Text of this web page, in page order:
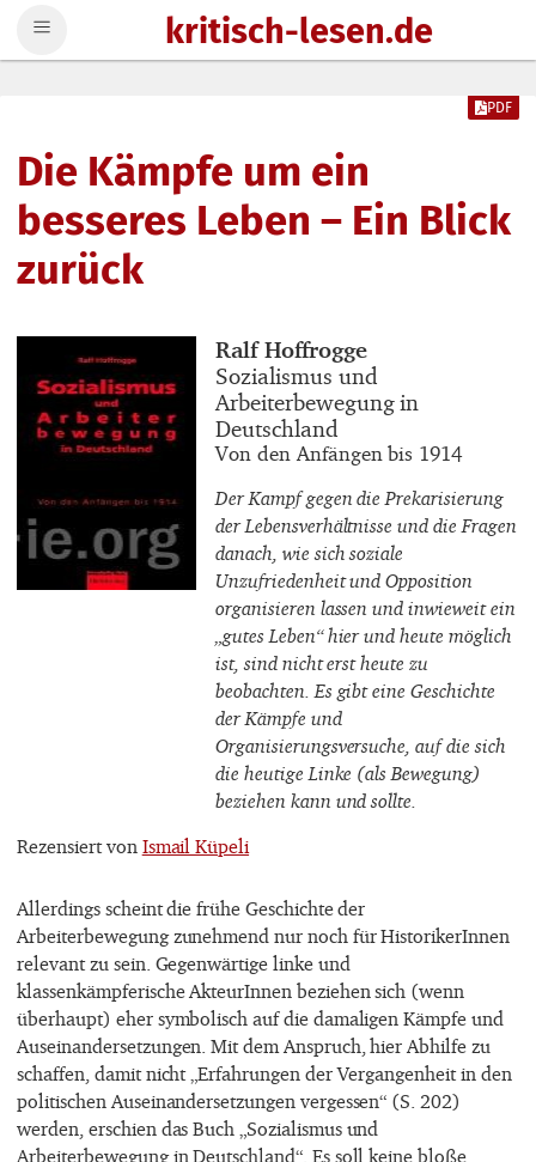
kritisch-lesen.de
Die Kämpfe um ein
besseres Leben – Ein Blick
zurück
PDF
Buchautor_innen
Ralf Hoffrogge
Buchtitel
Sozialismus und
Arbeiterbewegung in
Deutschland
Buchuntertitel
Von den Anfängen bis 1914
Der Kampf gegen die Prekarisierung
der Lebensverhältnisse und die Fragen
danach, wie sich soziale
Unzufriedenheit und Opposition
organisieren lassen und inwieweit ein
„gutes Leben“ hier und heute möglich
ist, sind nicht erst heute zu
beobachten. Es gibt eine Geschichte
der Kämpfe und
Organisierungsversuche, auf die sich
die heutige Linke (als Bewegung)
beziehen kann und sollte.
Rezensiert von Ismail Küpeli
Allerdings scheint die frühe Geschichte der
Arbeiterbewegung zunehmend nur noch für HistorikerInnen
relevant zu sein. Gegenwärtige linke und
klassenkämpferische AkteurInnen beziehen sich (wenn
überhaupt) eher symbolisch auf die damaligen Kämpfe und
Auseinandersetzungen. Mit dem Anspruch, hier Abhilfe zu
schaffen, damit nicht „Erfahrungen der Vergangenheit in den
politischen Auseinandersetzungen vergessen“ (S. 202)
werden, erschien das Buch „Sozialismus und
Arbeiterbewegung in Deutschland“. Es soll keine bloße